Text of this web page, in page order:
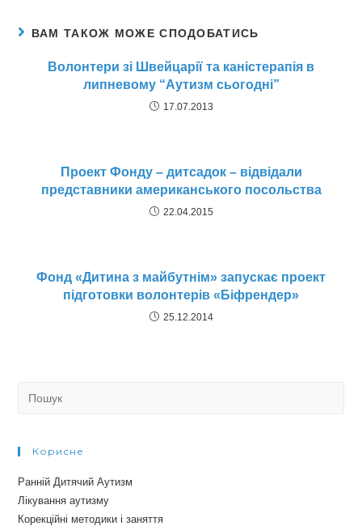
ВАМ ТАКОЖ МОЖЕ СПОДОБАТИСЬ
Волонтери зі Швейцарії та каністерапія в
липневому “Аутизм сьогодні”
17.07.2013
Проект Фонду – дитсадок – відвідали
представники американського посольства
22.04.2015
Фонд «Дитина з майбутнім» запускає проект
підготовки волонтерів «Біфрендер»
25.12.2014
Корисне
Ранній Дитячий Аутизм
Лікування аутизму
Корекційні методики і заняття